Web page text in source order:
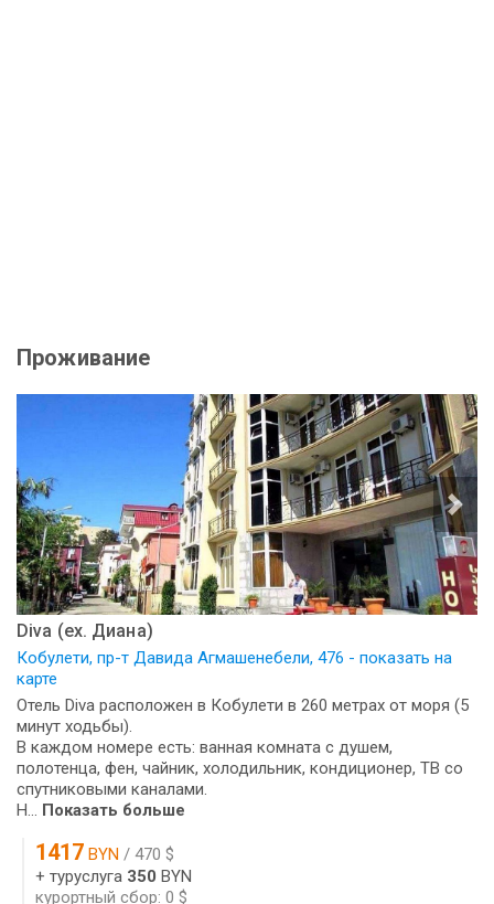
Проживание
Diva (ех. Диана)
Кобулети, пр-т Давида Агмашенебели, 476 - показать на
карте
Отель Diva расположен в Кобулети в 260 метрах от моря (5
минут ходьбы).
В каждом номере есть: ванная комната с душем,
полотенца, фен, чайник, холодильник, кондиционер, ТВ со
спутниковыми каналами.
Н... Показать больше
1417 BYN / 470 $
+ туруслуга 350 BYN
курортный сбор: 0 $